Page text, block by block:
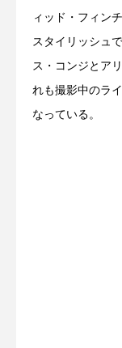
ィッド・フィン
スタイリッシュ
ス・コンジとア
れも撮影中のラ
なっている。